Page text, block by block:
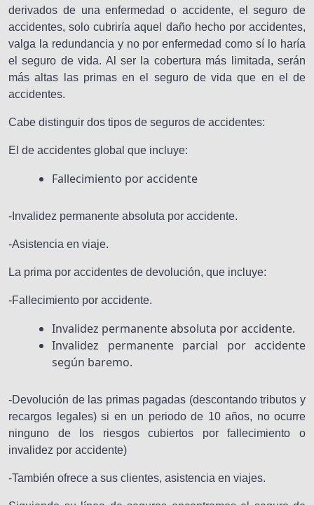
derivados de una enfermedad o accidente, el seguro de
accidentes, solo cubriría aquel daño hecho por accidentes,
valga la redundancia y no por enfermedad como sí lo haría
el seguro de vida. Al ser la cobertura más limitada, serán
más altas las primas en el seguro de vida que en el de
accidentes.
Cabe distinguir dos tipos de seguros de accidentes:
El de accidentes global que incluye:
Fallecimiento por accidente
-Invalidez permanente absoluta por accidente.
-Asistencia en viaje.
La prima por accidentes de devolución, que incluye:
-Fallecimiento por accidente.
Invalidez permanente absoluta por accidente.
Invalidez permanente parcial por accidente
según baremo.
-Devolución de las primas pagadas (descontando tributos y
recargos legales) si en un periodo de 10 años, no ocurre
ninguno de los riesgos cubiertos por fallecimiento o
invalidez por accidente)
-También ofrece a sus clientes, asistencia en viajes.